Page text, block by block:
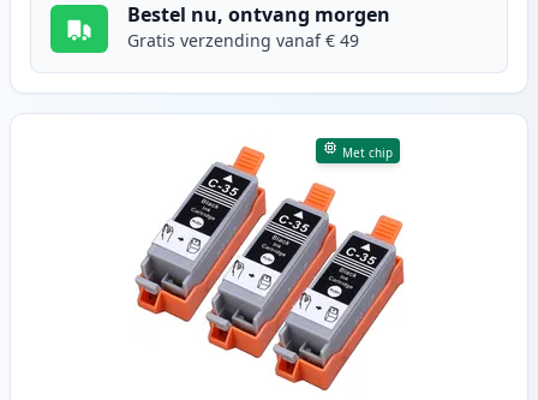
Bestel nu, ontvang morgen
Gratis verzending vanaf € 49
Met chip